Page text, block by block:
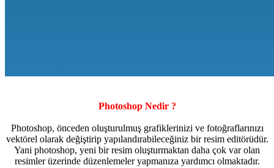
Photoshop Nedir ?
Photoshop, önceden oluşturulmuş grafiklerinizi ve fotoğraflarınızı
vektörel olarak değiştirip yapılandırabileceğiniz bir resim editörüdür.
Yani photoshop, yeni bir resim oluşturmaktan daha çok var olan
resimler üzerinde düzenlemeler yapmanıza yardımcı olmaktadır.